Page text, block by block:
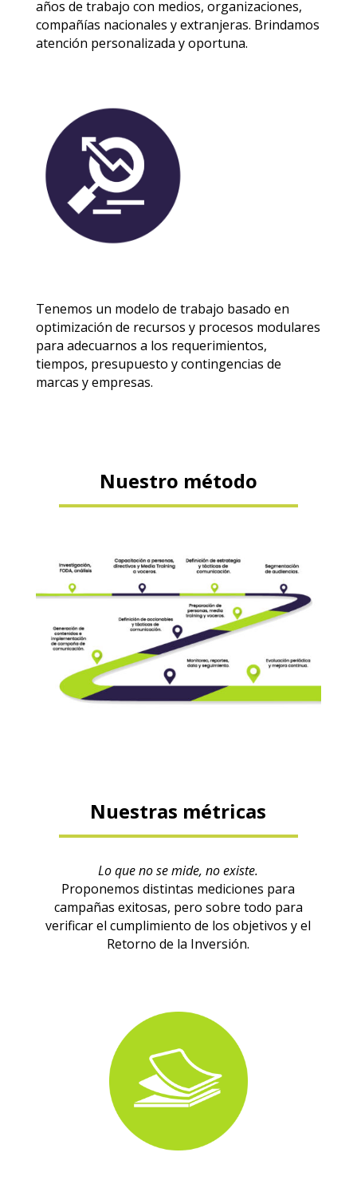
años de trabajo con medios, organizaciones,
compañías nacionales y extranjeras. Brindamos
atención personalizada y oportuna.
Tenemos un modelo de trabajo basado en
optimización de recursos y procesos modulares
para adecuarnos a los requerimientos,
tiempos, presupuesto y contingencias de
marcas y empresas.
Nuestro método
Nuestras métricas
Lo que no se mide, no existe.
Proponemos distintas mediciones para
campañas exitosas, pero sobre todo para
verificar el cumplimiento de los objetivos y el
Retorno de la Inversión.